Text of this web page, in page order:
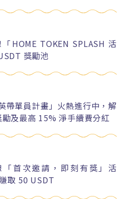
HOME TOKEN SPLASH 活
獎勵池
帶單員計畫」火熱進行中，解
及最高 15% 淨手續費分紅
「首次邀請，即刻有獎」活
取 50 USDT